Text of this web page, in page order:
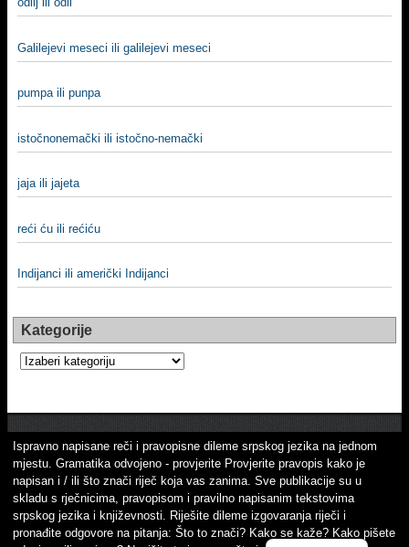
Galilejevi meseci ili galilejevi meseci
pumpa ili punpa
istočnonemački ili istočno-nemački
jaja ili jajeta
reći ću ili rećiću
Indijanci ili američki Indijanci
Kategorije
Kategorije
Ispravno napisane reči i pravopisne dileme srpskog jezika na jednom
mjestu. Gramatika odvojeno - provjerite Provjerite pravopis kako je
napisan i / ili što znači riječ koja vas zanima. Sve publikacije su u
skladu s rječnicima, pravopisom i pravilno napisanim tekstovima
srpskog jezika i književnosti. Riješite dileme izgovaranja riječi i
pronađite odgovore na pitanja: Što to znači? Kako se kaže? Kako pišete